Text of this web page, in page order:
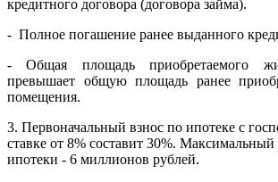
кредитного договора (договора займа).
- Полное погашение ранее выданного
- Общая площадь приобретаемого
превышает общую площадь ранее
помещения.
3. Первоначальный взнос по ипотеке с
ставке от 8% составит 30%. Максимальный
ипотеки - 6 миллионов рублей.